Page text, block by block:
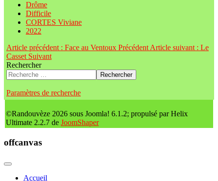
Drôme
Difficile
CORTES Viviane
2022
Article précédent : Face au Ventoux Précédent Article suivant : Le
Casset Suivant
Rechercher
Rechercher
Paramètres de recherche
©Randouvèze 2026 sous Joomla! 6.1.2; propulsé par Helix
Ultimate 2.2.7 de JoomShaper
offcanvas
Accueil